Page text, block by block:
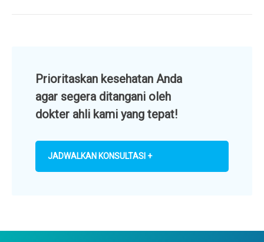
Prioritaskan kesehatan Anda
agar segera ditangani oleh
dokter ahli kami yang tepat!
JADWALKAN KONSULTASI +